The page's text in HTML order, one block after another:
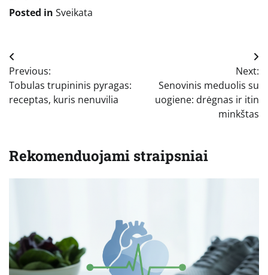
Posted in Sveikata
Navigacija
tarp
įrašų
Previous:
Tobulas trupininis pyragas:
receptas, kuris nenuvilia
Next:
Senovinis meduolis su
uogiene: drėgnas ir itin
minkštas
Rekomenduojami straipsniai